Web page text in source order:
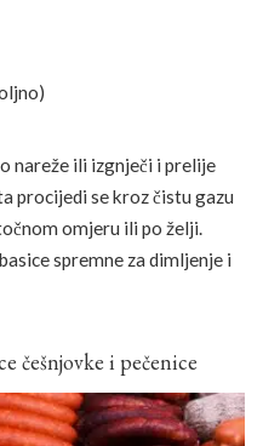
nareže ili izgnječi i prelije
procijedi se kroz čistu gazu
omjeru ili po želji.
spremne za dimljenje i
češnjovke i pečenice